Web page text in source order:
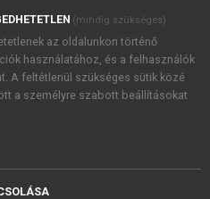
foglaltakat tudomásul
, valamint a szotar.netés a
foglaltakat
(mindig szükséges)
az oldalunkon történő
használatához, és a felhasználók
A feltétlenül szükséges sütik közé
a személyre szabott beállításokat